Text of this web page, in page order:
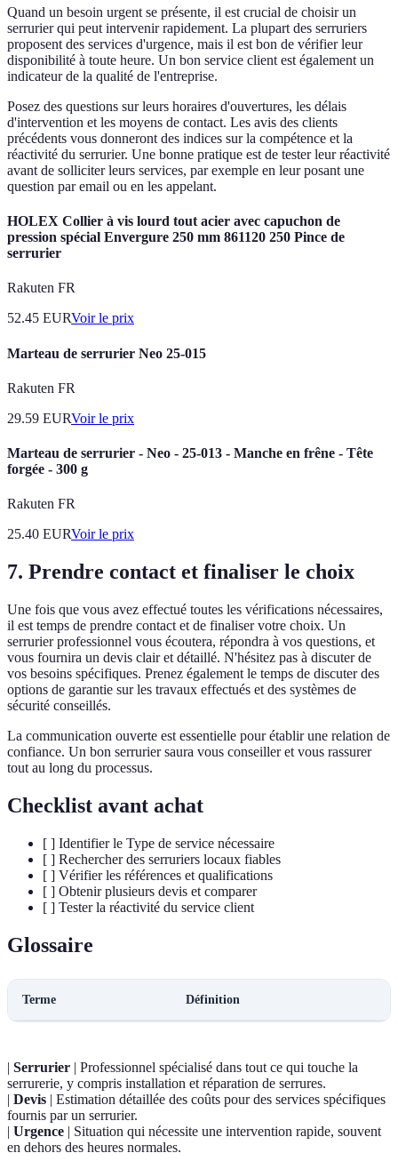
Quand un besoin urgent se présente, il est crucial de choisir un
serrurier qui peut intervenir rapidement. La plupart des serruriers
proposent des services d'urgence, mais il est bon de vérifier leur
disponibilité à toute heure. Un bon service client est également un
indicateur de la qualité de l'entreprise.
Posez des questions sur leurs horaires d'ouvertures, les délais
d'intervention et les moyens de contact. Les avis des clients
précédents vous donneront des indices sur la compétence et la
réactivité du serrurier. Une bonne pratique est de tester leur réactivité
avant de solliciter leurs services, par exemple en leur posant une
question par email ou en les appelant.
HOLEX Collier à vis lourd tout acier avec capuchon de
pression spécial Envergure 250 mm 861120 250 Pince de
serrurier
Rakuten FR
52.45 EURVoir le prix
Marteau de serrurier Neo 25-015
Rakuten FR
29.59 EURVoir le prix
Marteau de serrurier - Neo - 25-013 - Manche en frêne - Tête
forgée - 300 g
Rakuten FR
25.40 EURVoir le prix
7. Prendre contact et finaliser le choix
Une fois que vous avez effectué toutes les vérifications nécessaires,
il est temps de prendre contact et de finaliser votre choix. Un
serrurier professionnel vous écoutera, répondra à vos questions, et
vous fournira un devis clair et détaillé. N'hésitez pas à discuter de
vos besoins spécifiques. Prenez également le temps de discuter des
options de garantie sur les travaux effectués et des systèmes de
sécurité conseillés.
La communication ouverte est essentielle pour établir une relation de
confiance. Un bon serrurier saura vous conseiller et vous rassurer
tout au long du processus.
Checklist avant achat
[ ] Identifier le Type de service nécessaire
[ ] Rechercher des serruriers locaux fiables
[ ] Vérifier les références et qualifications
[ ] Obtenir plusieurs devis et comparer
[ ] Tester la réactivité du service client
Glossaire
Terme Définition
| Serrurier | Professionnel spécialisé dans tout ce qui touche la
serrurerie, y compris installation et réparation de serrures.
| Devis | Estimation détaillée des coûts pour des services spécifiques
fournis par un serrurier.
| Urgence | Situation qui nécessite une intervention rapide, souvent
en dehors des heures normales.